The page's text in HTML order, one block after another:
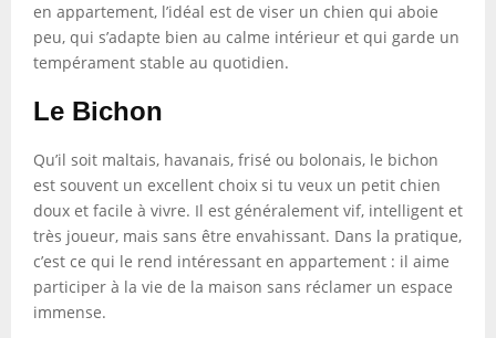
en appartement, l’idéal est de viser un chien qui aboie
peu, qui s’adapte bien au calme intérieur et qui garde un
tempérament stable au quotidien.
Le Bichon
Qu’il soit maltais, havanais, frisé ou bolonais, le bichon
est souvent un excellent choix si tu veux un petit chien
doux et facile à vivre. Il est généralement vif, intelligent et
très joueur, mais sans être envahissant. Dans la pratique,
c’est ce qui le rend intéressant en appartement : il aime
participer à la vie de la maison sans réclamer un espace
immense.